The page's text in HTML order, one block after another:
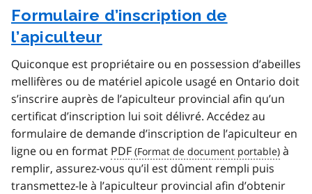
Formulaire d’inscription de
l’apiculteur
Quiconque est propriétaire ou en possession d’abeilles
mellifères ou de matériel apicole usagé en Ontario doit
s’inscrire auprès de l’apiculteur provincial afin qu’un
certificat d’inscription lui soit délivré. Accédez au
formulaire de demande d’inscription de l’apiculteur en
ligne ou en format PDF
à
remplir, assurez-vous qu’il est dûment rempli puis
transmettez-le à l’apiculteur provincial afin d’obtenir